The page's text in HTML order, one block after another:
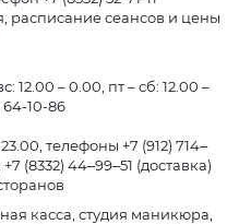
расписание сеансов и цены
12.00 – 0.00, пт – сб: 12.00 –
64-10-86
714‒
(8332) 44‒99‒51 (доставка)
касса, студия маникюра,